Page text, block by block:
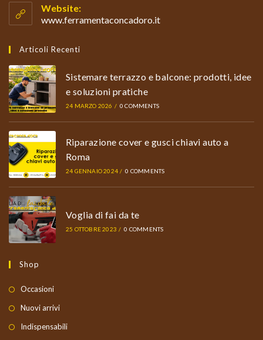
application
Website:
www.ferramentaconcadoro.it
Articoli Recenti
Sistemare terrazzo e balcone: prodotti, idee
e soluzioni pratiche
24 MARZO 2026 / 0 COMMENTS
Riparazione cover e gusci chiavi auto a
Roma
24 GENNAIO 2024 / 0 COMMENTS
Voglia di fai da te
25 OTTOBRE 2023 / 0 COMMENTS
Shop
Occasioni
Nuovi arrivi
Indispensabili